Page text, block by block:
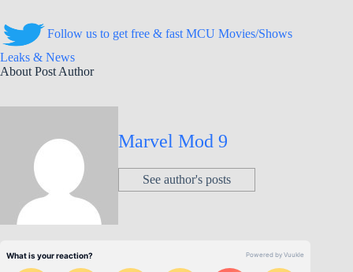
Follow us to get free & fast MCU Movies/Shows
Leaks & News
About Post Author
Marvel Mod 9
See author's posts